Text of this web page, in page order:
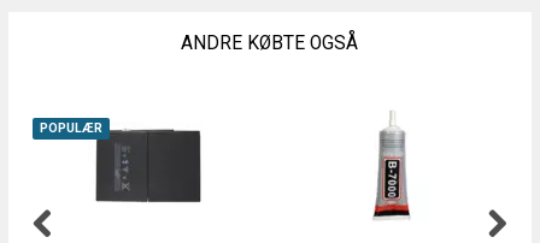
ANDRE KØBTE OGSÅ
POPULÆR